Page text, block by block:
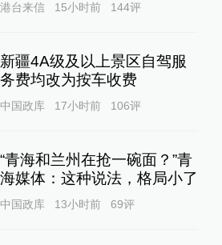
港台来信 15小时前 144评
新疆4A级及以上景区自驾服
务费均改为按车收费
中国政库 17小时前 106评
“青海和兰州在抢一碗面？”青
海媒体：这种说法，格局小了
中国政库 13小时前 69评